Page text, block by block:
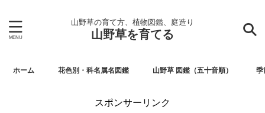
山野草の育て方、植物図鑑、庭造り
山野草を育てる
ホーム 花色別・科名属名図鑑 山野草 図鑑（五十音順） 季
スポンサーリンク